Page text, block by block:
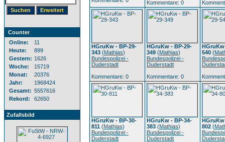
Counter
Online:
11
Heute:
899
Gestern: 1626
Woche:
15719
Monat:
20376
Jahr:
1968424
Gesamt: 5557616
Rekord:
62650
Zufallsbild
Kommentare: 0
HGruKw - BP-29-
343 (Mathias)
Bundespolizei -
Duderstadt
Kommentare: 0
HGruKw - BP-29-
349 (Mathias)
Bundespolizei -
Duderstadt
Kommentare: 0
540 (
HGruKw - BP-30-
811 (Mathias)
Bundespolizei -
Duderstadt
HGruKw - BP-34-
383 (Mathias)
Bundespolizei -
Duderstadt
802 (